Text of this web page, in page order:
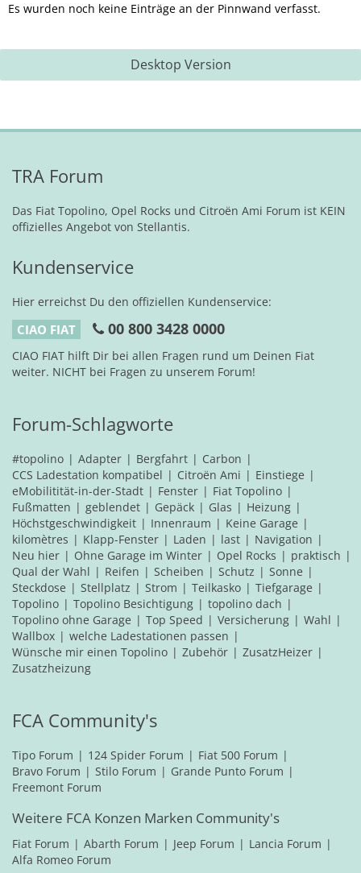
Es wurden noch keine Einträge an der Pinnwand verfasst.
Desktop Version
TRA Forum
Das Fiat Topolino, Opel Rocks und Citroën Ami Forum ist KEIN
offizielles Angebot von Stellantis.
Kundenservice
Hier erreichst Du den offiziellen Kundenservice:
CIAO FIAT 00 800 3428 0000
CIAO FIAT hilft Dir bei allen Fragen rund um Deinen Fiat
weiter. NICHT bei Fragen zu unserem Forum!
Forum-Schlagworte
#topolino Adapter Bergfahrt
Carbon
CCS Ladestation kompatibel
Citroën Ami
Einstiege
eMobilitität-in-der-Stadt
Fenster
Fiat Topolino
Fußmatten
geblendet Gepäck Glas
Heizung
Höchstgeschwindigkeit
Innenraum
Keine Garage
kilomètres
Klapp-Fenster Laden last
Navigation
Neu hier
Ohne Garage im Winter Opel Rocks
praktisch
Qual der Wahl
Reifen Scheiben Schutz
Sonne
Steckdose
Stellplatz Strom Teilkasko
Tiefgarage
Topolino
Topolino Besichtigung
topolino dach
Topolino ohne Garage
Top Speed Versicherung
Wahl
Wallbox
welche Ladestationen passen
Wünsche mir einen Topolino
Zubehör
ZusatzHeizer
Zusatzheizung
FCA Community's
Tipo Forum 124 Spider Forum
Fiat 500 Forum
Bravo Forum
Stilo Forum
Grande Punto Forum
Freemont Forum
Weitere FCA Konzen Marken Community's
Fiat Forum Abarth Forum Jeep Forum
Lancia Forum
Alfa Romeo Forum